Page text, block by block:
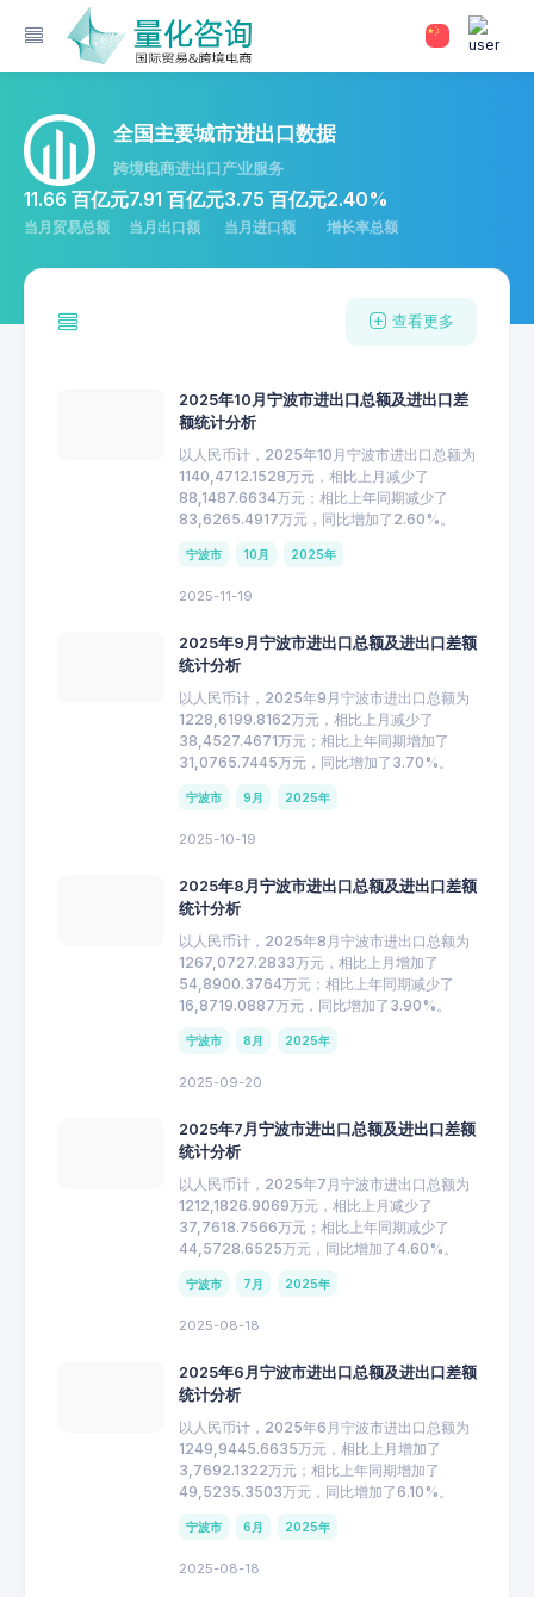
全国主要城市进出口数据
跨境电商进出口产业服务
11.66 百亿元
当月贸易总额
7.91 百亿元
当月出口额
3.75 百亿元
当月进口额
2.40%
增长率总额
查看更多
2025年10月宁波市进出口总额及进出口差
额统计分析
以人民币计，2025年10月宁波市进出口总额为
1140,4712.1528万元，相比上月减少了
88,1487.6634万元；相比上年同期减少了
83,6265.4917万元，同比增加了2.60%。
宁波市 10月 2025年
2025-11-19
2025年9月宁波市进出口总额及进出口差额
统计分析
以人民币计，2025年9月宁波市进出口总额为
1228,6199.8162万元，相比上月减少了
38,4527.4671万元；相比上年同期增加了
31,0765.7445万元，同比增加了3.70%。
宁波市 9月 2025年
2025-10-19
2025年8月宁波市进出口总额及进出口差额
统计分析
以人民币计，2025年8月宁波市进出口总额为
1267,0727.2833万元，相比上月增加了
54,8900.3764万元；相比上年同期减少了
16,8719.0887万元，同比增加了3.90%。
宁波市 8月 2025年
2025-09-20
2025年7月宁波市进出口总额及进出口差额
统计分析
以人民币计，2025年7月宁波市进出口总额为
1212,1826.9069万元，相比上月减少了
37,7618.7566万元；相比上年同期减少了
44,5728.6525万元，同比增加了4.60%。
宁波市 7月 2025年
2025-08-18
2025年6月宁波市进出口总额及进出口差额
统计分析
以人民币计，2025年6月宁波市进出口总额为
1249,9445.6635万元，相比上月增加了
3,7692.1322万元；相比上年同期增加了
49,5235.3503万元，同比增加了6.10%。
宁波市 6月 2025年
2025-08-18